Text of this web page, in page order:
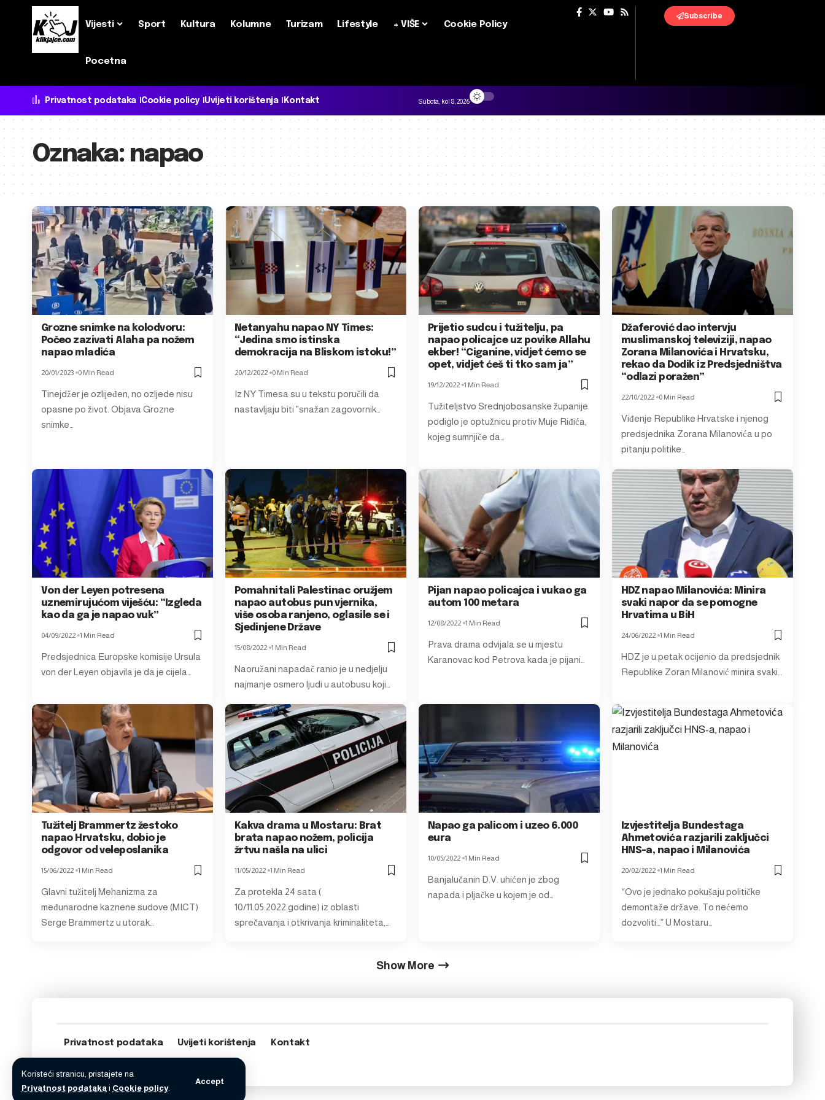
Koristeći stranicu, pristajete na
Privatnost podataka i Cookie policy.
Accept
Vijesti Sport Kultura Kolumne Turizam Lifestyle + VIŠE Cookie Policy
Pocetna
Subscribe
Privatnost podataka Cookie policy Uvijeti korištenja Kontakt Subota, kol 8, 2026
Oznaka: napao
Grozne snimke na kolodvoru:
Počeo zazivati Alaha pa nožem
napao mladića
20/01/2023 0 Min Read
Tinejdžer je ozlijeđen, no ozljede nisu
opasne po život. Objava Grozne
snimke…
Netanyahu napao NY Times:
“Jedina smo istinska
demokracija na Bliskom istoku!”
20/12/2022 0 Min Read
Iz NY Timesa su u tekstu poručili da
nastavljaju biti "snažan zagovornik…
Prijetio sudcu i tužitelju, pa
napao policajce uz povike Allahu
ekber! “Ciganine, vidjet ćemo se
opet, vidjet ćeš ti tko sam ja”
19/12/2022 1 Min Read
Tužiteljstvo Srednjobosanske županije
podiglo je optužnicu protiv Muje Riđića,
kojeg sumnjiče da…
Džaferović dao intervju
muslimanskoj televiziji, napao
Zorana Milanovića i Hrvatsku,
rekao da Dodik iz Predsjedništva
“odlazi poražen”
22/10/2022 0 Min Read
Viđenje Republike Hrvatske i njenog
predsjednika Zorana Milanovića u po
pitanju politike…
Von der Leyen potresena
uznemirujućom viješću: “Izgleda
kao da ga je napao vuk”
04/09/2022 1 Min Read
Predsjednica Europske komisije Ursula
von der Leyen objavila je da je cijela…
Pomahnitali Palestinac oružjem
napao autobus pun vjernika,
više osoba ranjeno, oglasile se i
Sjedinjene Države
15/08/2022 1 Min Read
Naoružani napadač ranio je u nedjelju
najmanje osmero ljudi u autobusu koji…
Pijan napao policajca i vukao ga
autom 100 metara
12/08/2022 1 Min Read
Prava drama odvijala se u mjestu
Karanovac kod Petrova kada je pijani…
HDZ napao Milanovića: Minira
svaki napor da se pomogne
Hrvatima u BiH
24/06/2022 1 Min Read
HDZ je u petak ocijenio da predsjednik
Republike Zoran Milanović minira svaki…
Tužitelj Brammertz žestoko
napao Hrvatsku, dobio je
odgovor od veleposlanika
15/06/2022 1 Min Read
Glavni tužitelj Mehanizma za
međunarodne kaznene sudove (MICT)
Serge Brammertz u utorak…
Kakva drama u Mostaru: Brat
brata napao nožem, policija
žrtvu našla na ulici
11/05/2022 1 Min Read
Za protekla 24 sata (
10/11.05.2022.godine) iz oblasti
sprečavanja i otkrivanja kriminaliteta,…
Napao ga palicom i uzeo 6.000
eura
10/05/2022 1 Min Read
Banjalučanin D.V. uhićen je zbog
napada i pljačke u kojem je od…
Izvjestitelja Bundestaga
Ahmetovića razjarili zaključci
HNS-a, napao i Milanovića
20/02/2022 1 Min Read
“Ovo je jednako pokušaju političke
demontaže države. To nećemo
dozvoliti…” U Mostaru…
Show More
Privatnost podataka Uvijeti korištenja Kontakt